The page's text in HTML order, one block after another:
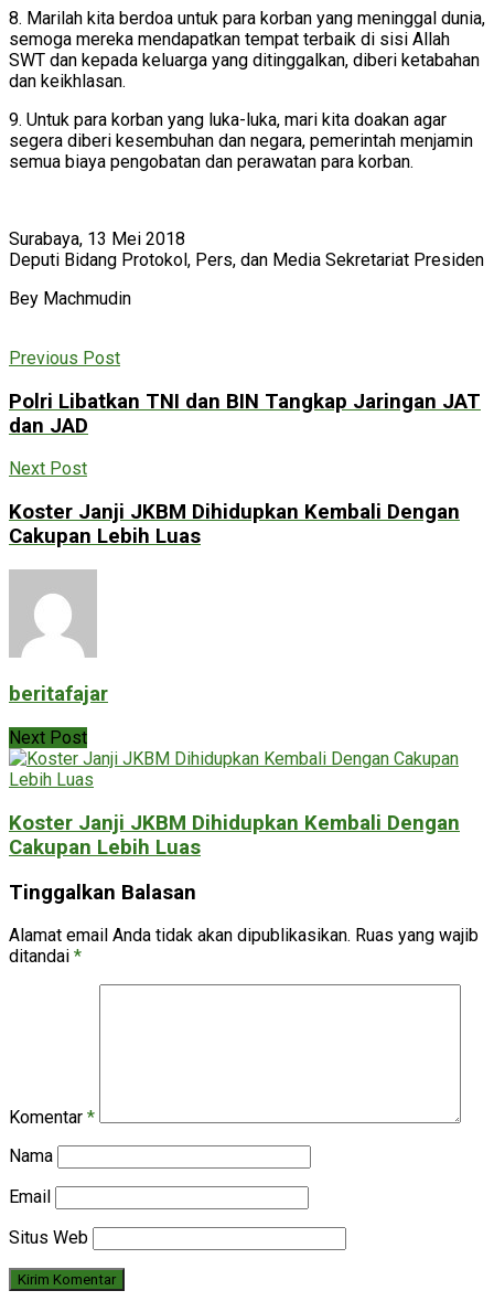
8. Marilah kita berdoa untuk para korban yang meninggal dunia,
semoga mereka mendapatkan tempat terbaik di sisi Allah
SWT dan kepada keluarga yang ditinggalkan, diberi ketabahan
dan keikhlasan.
9. Untuk para korban yang luka-luka, mari kita doakan agar
segera diberi kesembuhan dan negara, pemerintah menjamin
semua biaya pengobatan dan perawatan para korban.
Surabaya, 13 Mei 2018
Deputi Bidang Protokol, Pers, dan Media Sekretariat Presiden
Bey Machmudin
Previous Post
Polri Libatkan TNI dan BIN Tangkap Jaringan JAT
dan JAD
Next Post
Koster Janji JKBM Dihidupkan Kembali Dengan
Cakupan Lebih Luas
beritafajar
Next Post
Koster Janji JKBM Dihidupkan Kembali Dengan
Cakupan Lebih Luas
Tinggalkan Balasan
Alamat email Anda tidak akan dipublikasikan. Ruas yang wajib
ditandai *
Komentar *
Nama
Email
Situs Web